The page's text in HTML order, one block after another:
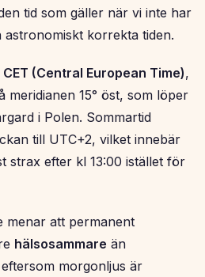
tid som gäller när vi inte har
korrekta tiden.
CET (Central European Time),
meridianen 15° öst, som löper
i Polen. Sommartid
till UTC+2, vilket innebär
strax efter kl 13:00 istället för
menar att permanent
hälsosammare än
morgonljus är